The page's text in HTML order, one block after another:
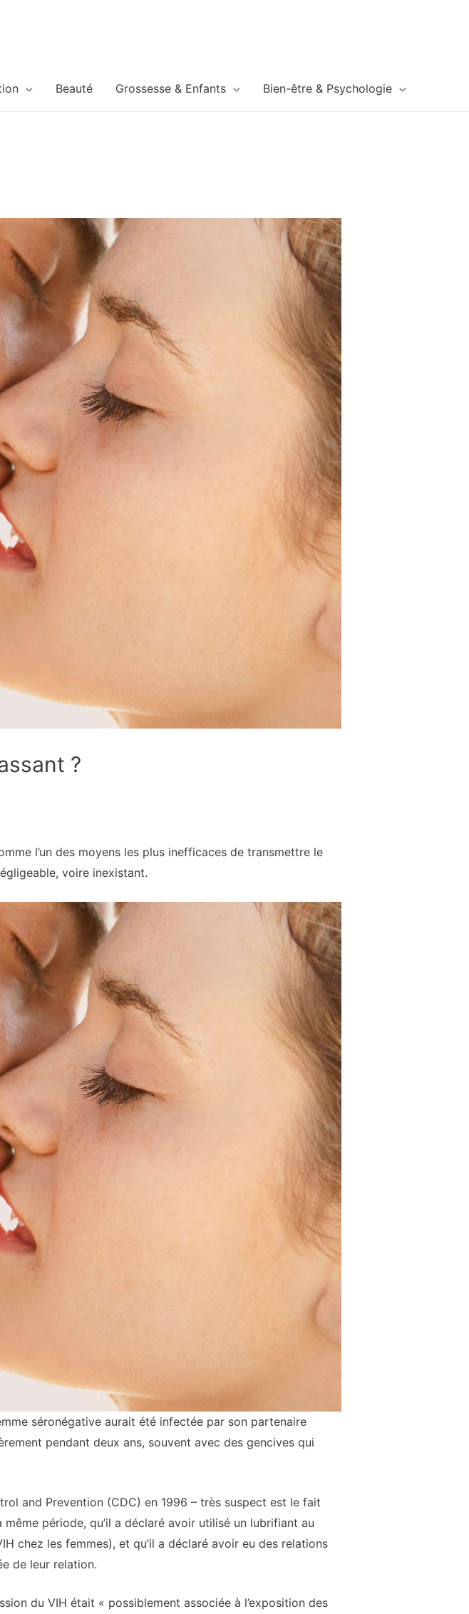
Beauté Grossesse & Enfants Bien-être & Psychologie
?
l’un des moyens les plus inefficaces de transmettre le
voire inexistant.
séronégative aurait été infectée par son partenaire
pendant deux ans, souvent avec des gencives qui
and Prevention (CDC) en 1996 – très suspect est le fait
période, qu’il a déclaré avoir utilisé un lubrifiant au
chez les femmes), et qu’il a déclaré avoir eu des relations
de leur relation.
du VIH était « possiblement associée à l’exposition des